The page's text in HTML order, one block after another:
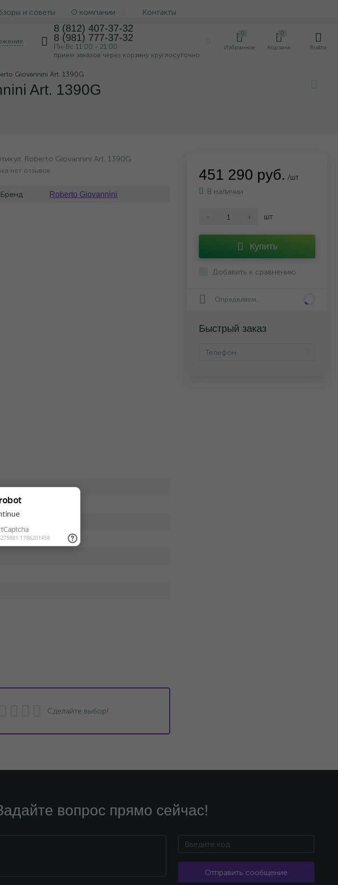
и советы О компании Контакты
8 (812) 407-37-32
8 (981) 777-37-32
Пн-Вс 11:00 - 21:00
прием заказов через корзину круглосуточно
0
Избранное
0
Корзина Войти
Giovannini Art. 1390G
Art. 1390G
Roberto Giovannini Art. 1390G
нет отзывов
Бренд Roberto Giovannini
451 290 руб. /шт
В наличии
- + шт
Купить
Добавить к сравнению
Определяем...
Быстрый заказ
Сделайте выбор!
вопрос прямо сейчас!
Отправить сообщение